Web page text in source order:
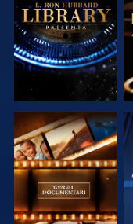
SERIE
ESPLORA LE
SERIE